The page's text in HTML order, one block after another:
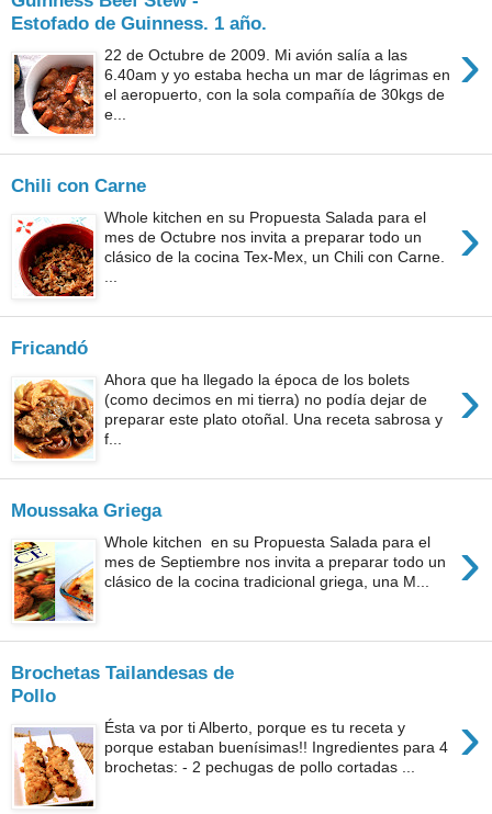
Estofado de Guinness. 1 año.
›
22 de Octubre de 2009. Mi avión salía a las
6.40am y yo estaba hecha un mar de lágrimas en
el aeropuerto, con la sola compañía de 30kgs de
e...
Chili con Carne
›
Whole kitchen en su Propuesta Salada para el
mes de Octubre nos invita a preparar todo un
clásico de la cocina Tex-Mex, un Chili con Carne.
Fricandó
›
Ahora que ha llegado la época de los bolets
(como decimos en mi tierra) no podía dejar de
preparar este plato otoñal. Una receta sabrosa y
f...
Moussaka Griega
›
Whole kitchen en su Propuesta Salada para el
mes de Septiembre nos invita a preparar todo un
clásico de la cocina tradicional griega, una M...
Brochetas Tailandesas de
Pollo
›
Ésta va por ti Alberto, porque es tu receta y
porque estaban buenísimas!! Ingredientes para 4
brochetas: - 2 pechugas de pollo cortadas ...